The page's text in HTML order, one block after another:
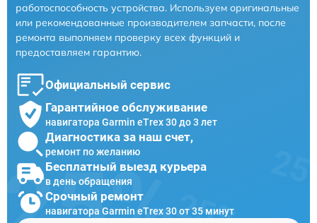
работоспособность устройства. Используем оригинальные
или рекомендованные производителем запчасти, после
ремонта выполняем проверку всех функций и
предоставляем гарантию.
Официальный сервис
Гарантийное обслуживание
навигатора Garmin eTrex 30 до 3 лет
Диагностика за наш счет,
ремонт по желанию
Бесплатный выезд курьера
в день обращения
Срочный ремонт
навигатора Garmin eTrex 30 от 35 минут